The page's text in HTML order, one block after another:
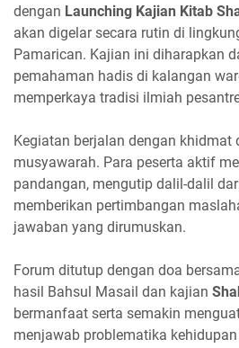
dengan Launching Kajian Kitab
akan digelar secara rutin di
Pamarican. Kajian ini diharapkan
pemahaman hadis di kalangan
memperkaya tradisi ilmiah
Kegiatan berjalan dengan khidmat
musyawarah. Para peserta aktif
pandangan, mengutip dalil-dalil
memberikan pertimbangan
jawaban yang dirumuskan.
Forum ditutup dengan doa
hasil Bahsul Masail dan kajian
bermanfaat serta semakin
menjawab problematika